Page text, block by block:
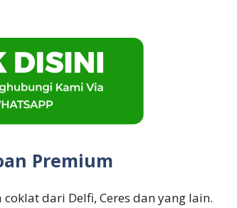
Premium
dari Delfi, Ceres dan yang lain.